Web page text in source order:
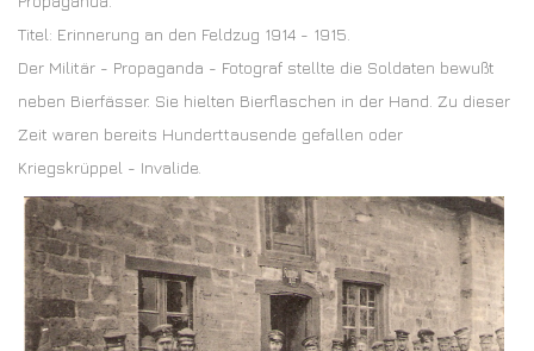
Titel: Erinnerung an den Feldzug 1914 - 1915.
Der Militär - Propaganda - Fotograf stellte die Soldaten bewußt
neben Bierfässer. Sie hielten Bierflaschen in der Hand. Zu dieser
Zeit waren bereits Hunderttausende gefallen oder
Kriegskrüppel - Invalide.